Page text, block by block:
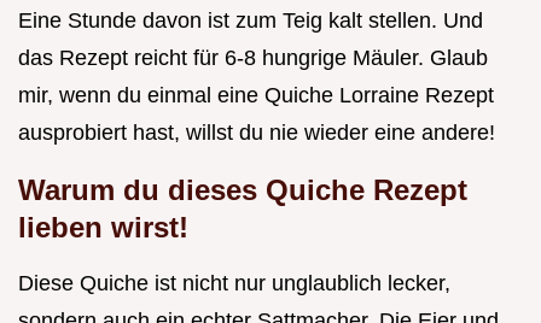
Eine Stunde davon ist zum Teig kalt stellen. Und
das Rezept reicht für 6-8 hungrige Mäuler. Glaub
mir, wenn du einmal eine Quiche Lorraine Rezept
ausprobiert hast, willst du nie wieder eine andere!
Warum du dieses Quiche Rezept
lieben wirst!
Diese Quiche ist nicht nur unglaublich lecker,